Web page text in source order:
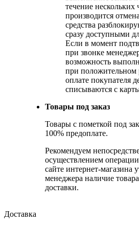
течение нескольких
производится
средства
сразу доступными
Если в момент
при звонке
возможность
при положительном
оплате покупателя
списываются с
Товары под заказ
Товары с пометкой под
100% предоплате.
Рекомендуем
осуществлением
сайте интернет-магазина
менеджера наличие
доставки.
Доставка